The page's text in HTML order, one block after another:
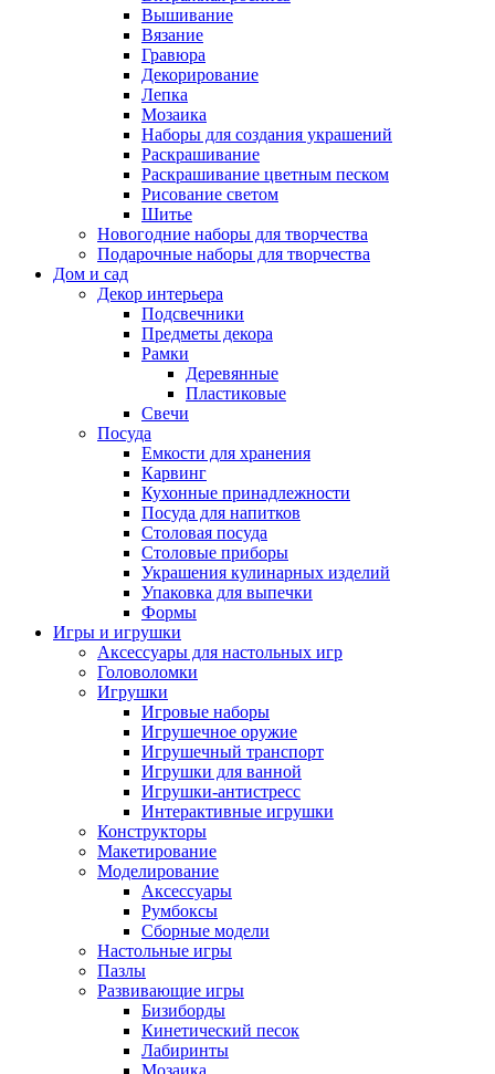
Вышивание
Вязание
Гравюра
Декорирование
Лепка
Мозаика
Наборы для создания украшений
Раскрашивание
Раскрашивание цветным песком
Рисование светом
Шитье
Новогодние наборы для творчества
Подарочные наборы для творчества
Дом и сад
Декор интерьера
Подсвечники
Предметы декора
Рамки
Деревянные
Пластиковые
Свечи
Посуда
Емкости для хранения
Карвинг
Кухонные принадлежности
Посуда для напитков
Столовая посуда
Столовые приборы
Украшения кулинарных изделий
Упаковка для выпечки
Формы
Игры и игрушки
Аксессуары для настольных игр
Головоломки
Игрушки
Игровые наборы
Игрушечное оружие
Игрушечный транспорт
Игрушки для ванной
Игрушки-антистресс
Интерактивные игрушки
Конструкторы
Макетирование
Моделирование
Аксессуары
Румбоксы
Сборные модели
Настольные игры
Пазлы
Развивающие игры
Бизиборды
Кинетический песок
Лабиринты
Мозаика